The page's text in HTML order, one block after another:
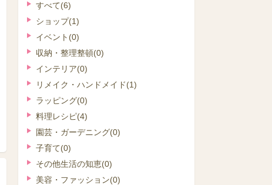
すべて(6)
ショップ(1)
イベント (0)
収納・整理整頓(0)
インテリア(0)
リメイク・ハンドメイド(1)
ラッピング(0)
料理レシピ(4)
園芸・ガーデニング(0)
子育て(0)
その他生活の知恵(0)
美容・ファッション(0)